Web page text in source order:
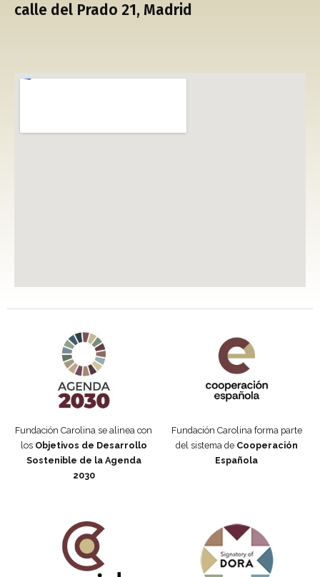
calle del Prado 21, Madrid
Fundación Carolina se alinea con
los Objetivos de Desarrollo
Sostenible de la Agenda
2030
Fundación Carolina forma parte
del sistema de Cooperación
Española